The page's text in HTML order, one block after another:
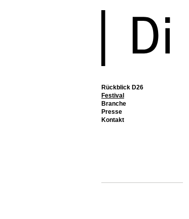
Rückblick D26
Festival
Branche
Presse
Kontakt